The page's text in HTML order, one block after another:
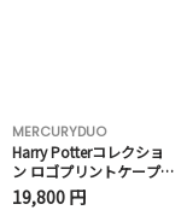
MERCURYDUO
Harry Potterコレクショ
ン ロゴプリントケープキ
ャミワンピース
19,800 円